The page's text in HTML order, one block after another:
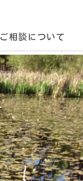
ご相談について